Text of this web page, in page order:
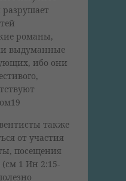
романы,
выдуманные
ибо они
также
от участия
посещения
1 Ин 2:15-